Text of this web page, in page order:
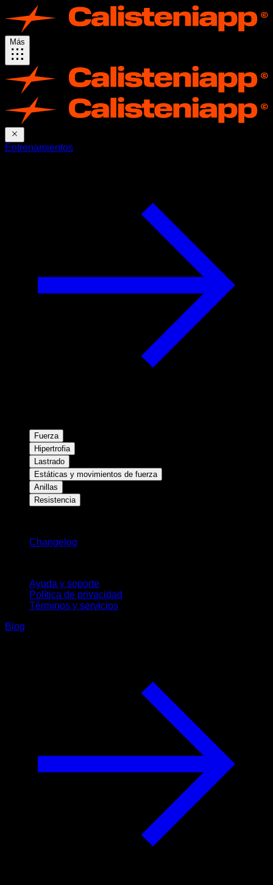
Más
Entrenamientos
Fuerza
Hipertrofia
Lastrado
Estáticas y movimientos de fuerza
Anillas
Resistencia
Changelog
Ayuda y soporte
Política de privacidad
Términos y servicios
Blog